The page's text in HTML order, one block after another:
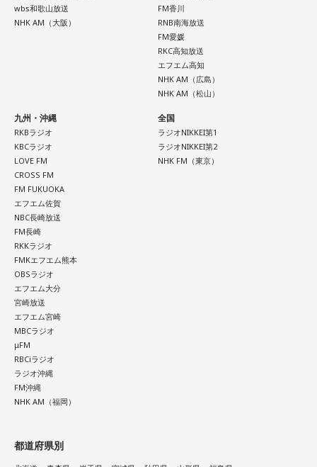
ゴシップを語ったあとの2時手前、イベントでもやる予定の恒
確認に次ぐ確認と張りまくりの保険で、圧倒的な正解率を誇
る小木さんですが、今回のテーマは「好きなおかず」。今回
もCMをまたぎ、計15分の長考の末、見事正解。さすがです。
そんなこの日のメールテーマは、「買った・買いたい推しグ
ッズ」。
用意していたランキングクイズの一つ、「2022年でよく買う
ようなものになったもの」ランキングの1位が「推しグッズ」
ということで、このテーマに決定。
今回もたくさんのメール、有難うございました！
「ありがとうびいき（仮）」終わりという事で、体力的にど
うなっているか分かりませんが、来週もよろしくどうぞ～。
wbs和歌山放送
NHK AM（大阪）
FM香川
RNB南海放送
FM愛媛
RKC高知放送
エフエム高知
NHK AM（広島）
NHK AM（松山）
九州・沖縄
RKBラジオ
KBCラジオ
LOVE FM
CROSS FM
FM FUKUOKA
エフエム佐賀
NBC長崎放送
FM長崎
RKKラジオ
FMKエフエム熊本
OBSラジオ
エフエム大分
宮崎放送
エフエム宮崎
MBCラジオ
μFM
RBCiラジオ
ラジオ沖縄
FM沖縄
NHK AM（福岡）
全国
ラジオNIKKEI第1
ラジオNIKKEI第2
NHK FM（東京）
都道府県別